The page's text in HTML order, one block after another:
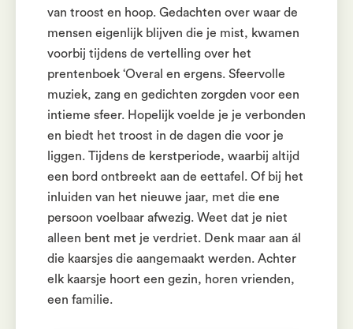
van troost en hoop. Gedachten over waar de
mensen eigenlijk blijven die je mist, kwamen
voorbij tijdens de vertelling over het
prentenboek ‘Overal en ergens. Sfeervolle
muziek, zang en gedichten zorgden voor een
intieme sfeer. Hopelijk voelde je je verbonden
en biedt het troost in de dagen die voor je
liggen. Tijdens de kerstperiode, waarbij altijd
een bord ontbreekt aan de eettafel. Of bij het
inluiden van het nieuwe jaar, met die ene
persoon voelbaar afwezig. Weet dat je niet
alleen bent met je verdriet. Denk maar aan ál
die kaarsjes die aangemaakt werden. Achter
elk kaarsje hoort een gezin, horen vrienden,
een familie.